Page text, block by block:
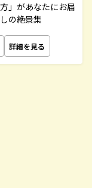
」があなたにお届
の絶景集
詳細を見る